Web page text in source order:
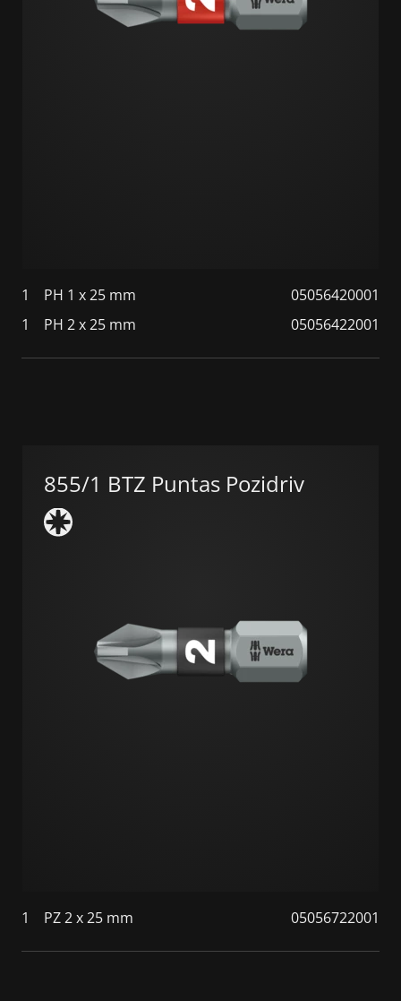
1 PH 1 x 25 mm
05056420001
1
PH 2 x 25 mm 05056422001
855/1 BTZ Puntas Pozidriv
1 PZ 2 x 25 mm 05056722001